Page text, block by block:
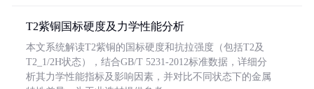
T2紫铜国标硬度及力学性能分析
本文系统解读T2紫铜的国标硬度和抗拉强度（包括T2及
T2_1/2H状态），结合GB/T 5231-2012标准数据，详细分
析其力学性能指标及影响因素，并对比不同状态下的金属